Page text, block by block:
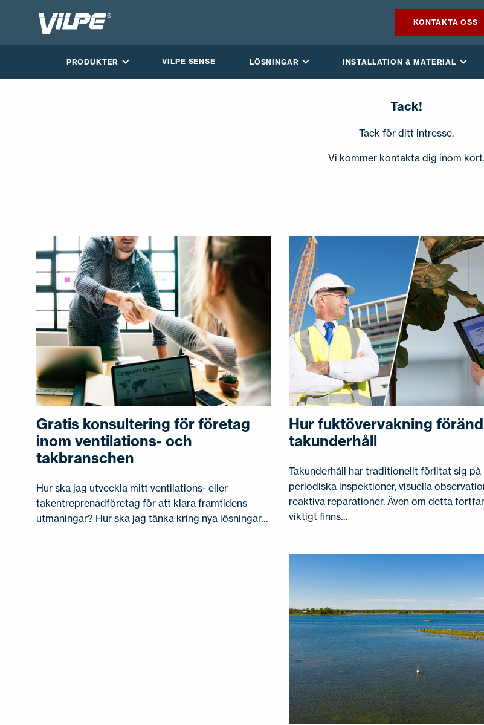
KONTAKTA OSS
PRODUKTER VILPE SENSE LÖSNINGAR INSTALLATION & MATERIAL
OM OSS
KONTAKTA OSS
USA PL SV SV-FI LT LV ET UK
Tack!
Tack för ditt intresse.
Vi kommer kontakta dig inom kort.
Gratis konsultering för företag
inom ventilations- och
takbranschen
Hur ska jag utveckla mitt ventilations- eller
takentreprenadföretag för att klara framtidens
utmaningar? Hur ska jag tänka kring nya lösningar…
Hur fuktövervakning
takunderhåll
Takunderhåll har traditionellt förlitat sig på
periodiska inspektioner, visuella
reaktiva reparationer. Även om detta
viktigt finns…